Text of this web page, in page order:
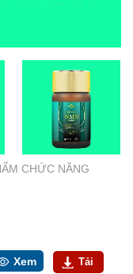
CHỨC NĂNG
Xem Tải